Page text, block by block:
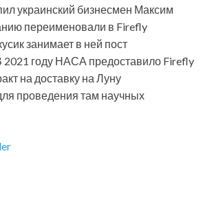
украинский бизнесмен Максим
переименовали в Firefly
занимает в ней пост
2021 году НАСА предоставило Firefly
на доставку на Луну
проведения там научных